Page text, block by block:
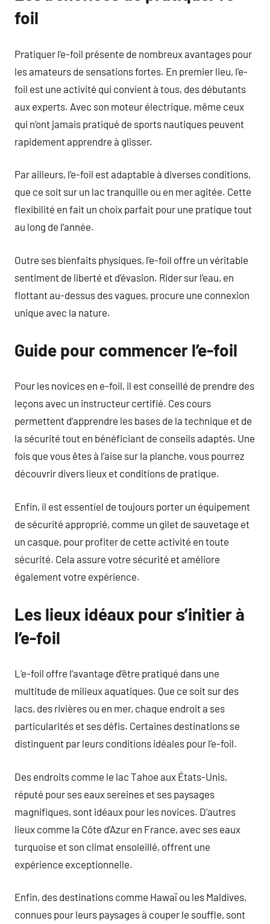
foil
Pratiquer l’e-foil présente de nombreux avantages pour
les amateurs de sensations fortes. En premier lieu, l’e-
foil est une activité qui convient à tous, des débutants
aux experts. Avec son moteur électrique, même ceux
qui n’ont jamais pratiqué de sports nautiques peuvent
rapidement apprendre à glisser.
Par ailleurs, l’e-foil est adaptable à diverses conditions,
que ce soit sur un lac tranquille ou en mer agitée. Cette
flexibilité en fait un choix parfait pour une pratique tout
au long de l’année.
Outre ses bienfaits physiques, l’e-foil offre un véritable
sentiment de liberté et d’évasion. Rider sur l’eau, en
flottant au-dessus des vagues, procure une connexion
unique avec la nature.
Guide pour commencer l’e-foil
Pour les novices en e-foil, il est conseillé de prendre des
leçons avec un instructeur certifié. Ces cours
permettent d’apprendre les bases de la technique et de
la sécurité tout en bénéficiant de conseils adaptés. Une
fois que vous êtes à l’aise sur la planche, vous pourrez
découvrir divers lieux et conditions de pratique.
Enfin, il est essentiel de toujours porter un équipement
de sécurité approprié, comme un gilet de sauvetage et
un casque, pour profiter de cette activité en toute
sécurité. Cela assure votre sécurité et améliore
également votre expérience.
Les lieux idéaux pour s’initier à
l’e-foil
L’e-foil offre l’avantage d’être pratiqué dans une
multitude de milieux aquatiques. Que ce soit sur des
lacs, des rivières ou en mer, chaque endroit a ses
particularités et ses défis. Certaines destinations se
distinguent par leurs conditions idéales pour l’e-foil.
Des endroits comme le lac Tahoe aux États-Unis,
réputé pour ses eaux sereines et ses paysages
magnifiques, sont idéaux pour les novices. D’autres
lieux comme la Côte d’Azur en France, avec ses eaux
turquoise et son climat ensoleillé, offrent une
expérience exceptionnelle.
Enfin, des destinations comme Hawaï ou les Maldives,
connues pour leurs paysages à couper le souffle, sont